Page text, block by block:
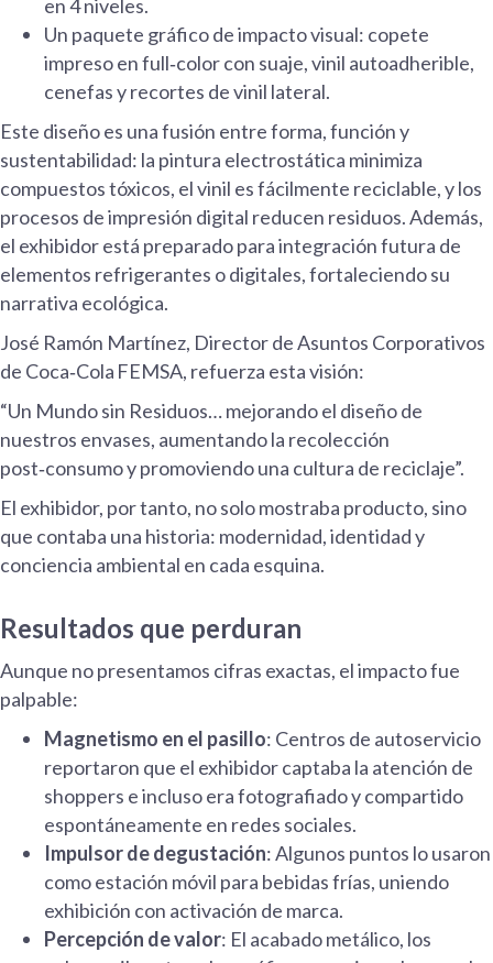
en 4 niveles.
Un paquete gráfico de impacto visual: copete
impreso en full‑color con suaje, vinil autoadherible,
cenefas y recortes de vinil lateral.
Este diseño es una fusión entre forma, función y
sustentabilidad: la pintura electrostática minimiza
compuestos tóxicos, el vinil es fácilmente reciclable, y los
procesos de impresión digital reducen residuos. Además,
el exhibidor está preparado para integración futura de
elementos refrigerantes o digitales, fortaleciendo su
narrativa ecológica.
José Ramón Martínez, Director de Asuntos Corporativos
de Coca‑Cola FEMSA, refuerza esta visión:
“Un Mundo sin Residuos… mejorando el diseño de
nuestros envases, aumentando la recolección
post‑consumo y promoviendo una cultura de reciclaje”.
El exhibidor, por tanto, no solo mostraba producto, sino
que contaba una historia: modernidad, identidad y
conciencia ambiental en cada esquina.
Resultados que perduran
Aunque no presentamos cifras exactas, el impacto fue
palpable:
Magnetismo en el pasillo: Centros de autoservicio
reportaron que el exhibidor captaba la atención de
shoppers e incluso era fotografiado y compartido
espontáneamente en redes sociales.
Impulsor de degustación: Algunos puntos lo usaron
como estación móvil para bebidas frías, uniendo
exhibición con activación de marca.
Percepción de valor: El acabado metálico, los